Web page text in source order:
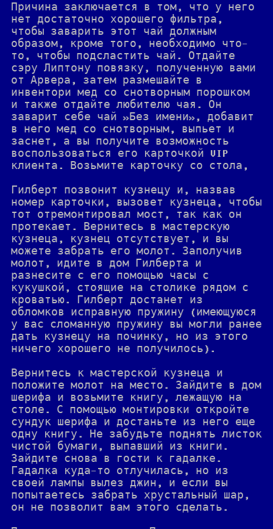
Причина заключается в том, что у него
нет достаточно хорошего фильтра,
чтобы заварить этот чай должным
образом, кроме того, необходимо что-
то, чтобы подсластить чай. Отдайте
сэру Липтону повязку, полученную вами
от Арвера, затем размешайте в
инвентори мед со снотворным порошком
и также отдайте любителю чая. Он
заварит себе чай »Без имени», добавит
в него мед со снотворным, выпьет и
заснет, а вы получите возможность
воспользоваться его карточкой VIP
клиента. Возьмите карточку со стола,
Гилберт позвонит кузнецу и, назвав
номер карточки, вызовет кузнеца, чтобы
тот отремонтировал мост, так как он
протекает. Вернитесь в мастерскую
кузнеца, кузнец отсутствует, и вы
можете забрать его молот. Заполучив
молот, идите в дом Гилберта и
разнесите с его помощью часы с
кукушкой, стоящие на столике рядом с
кроватью. Гилберт достанет из
обломков исправную пружину (имеющуюся
у вас сломанную пружину вы могли ранее
дать кузнецу на починку, но из этого
ничего хорошего не получилось).
Вернитесь к мастерской кузнеца и
положите молот на место. Зайдите в дом
шерифа и возьмите книгу, лежащую на
столе. С помощью монтировки откройте
сундук шерифа и достаньте из него еще
одну книгу. Не забудьте поднять листок
чистой бумаги, выпавший из книги.
Зайдите снова в гости к гадалке.
Гадалка куда-то отлучилась, но из
своей лампы вылез джин, и если вы
попытаетесь забрать хрустальный шар,
он не позволит вам этого сделать.